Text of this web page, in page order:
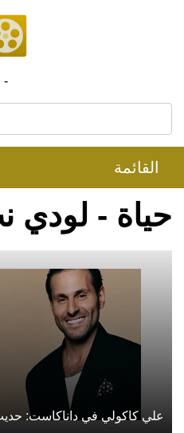
-
القائمة
حياة - لودي
علي كاكولي في داناكاست: